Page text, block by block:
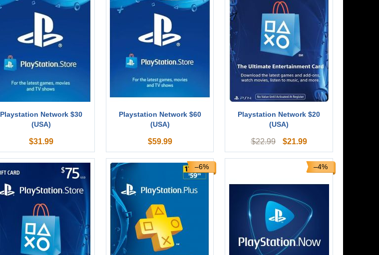
Playstation Network $30
(USA)
$31.99
Playstation Network $60
(USA)
$59.99
Playstation Network $20
(USA)
$22.99 $21.99
–6% –4%